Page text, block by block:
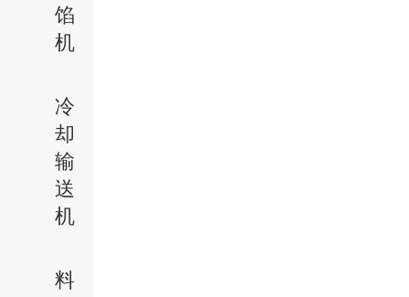
馅
机
冷
却
输
送
机
料